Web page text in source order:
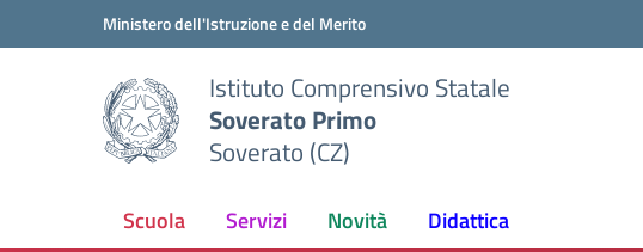
Vai ai contenuti
Vai al menu di navigazioneMinistero dell'Istruzione e del Merito
Istituto Comprensivo Statale
Soverato Primo
Soverato (CZ)
Scuola Servizi Novità Didattica